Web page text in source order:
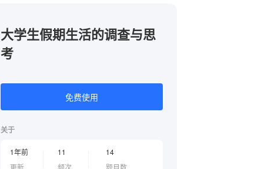
大学生假期生活的调查与思
考
免费使用
关于
1年前
更新
11
频次
14
题目数